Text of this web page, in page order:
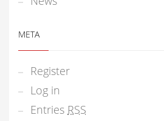
META
Register
Log in
Entries RSS